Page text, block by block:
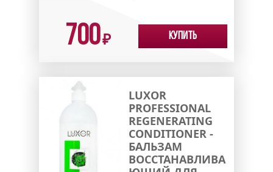
700₽ Купить
LUXOR
PROFESSIONAL
REGENERATING
CONDITIONER -
БАЛЬЗАМ
ВОССТАНАВЛИВА